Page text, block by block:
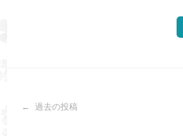
投過去の投稿